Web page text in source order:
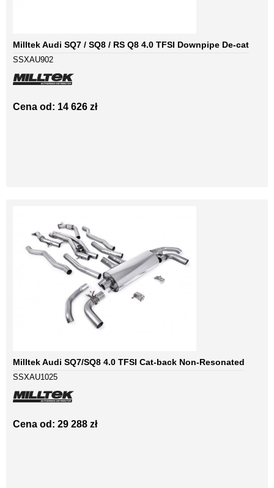
Milltek Audi SQ7 / SQ8 / RS Q8 4.0 TFSI Downpipe De-cat
SSXAU902
Cena od: 14 626 zł
Milltek Audi SQ7/SQ8 4.0 TFSI Cat-back Non-Resonated
SSXAU1025
Cena od: 29 288 zł